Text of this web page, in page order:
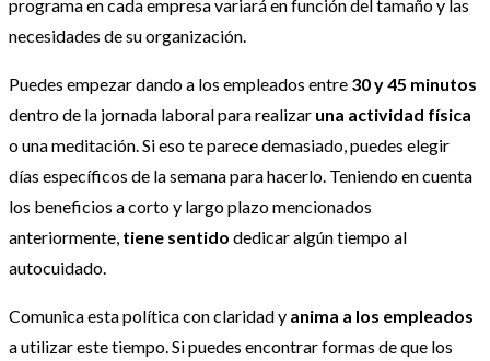
programa en cada empresa variará en función del tamaño y las
necesidades de su organización.
Puedes empezar dando a los empleados entre 30 y 45 minutos
dentro de la jornada laboral para realizar una actividad física
o una meditación. Si eso te parece demasiado, puedes elegir
días específicos de la semana para hacerlo. Teniendo en cuenta
los beneficios a corto y largo plazo mencionados
anteriormente, tiene sentido dedicar algún tiempo al
autocuidado.
Comunica esta política con claridad y anima a los empleados
a utilizar este tiempo. Si puedes encontrar formas de que los